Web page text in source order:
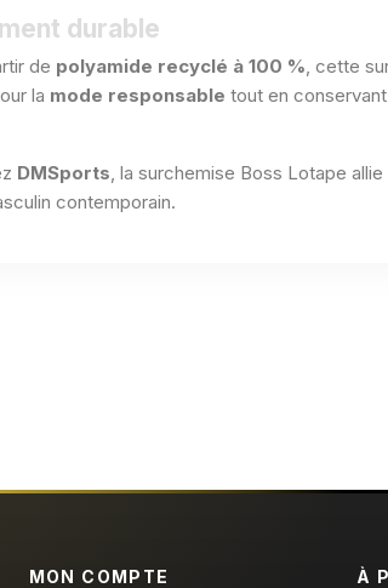
durable
de polyamide recyclé à 100 %, cette
la mode responsable tout en conservant
DMSports, la surchemise Boss Lotape
contemporain.
MON COMPTE À